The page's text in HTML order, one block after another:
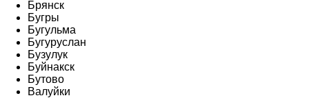
Брянск
Бугры
Бугульма
Бугуруслан
Бузулук
Буйнакск
Бутово
Валуйки